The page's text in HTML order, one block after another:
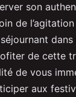
son
de
dans
de cette
de vous
aux